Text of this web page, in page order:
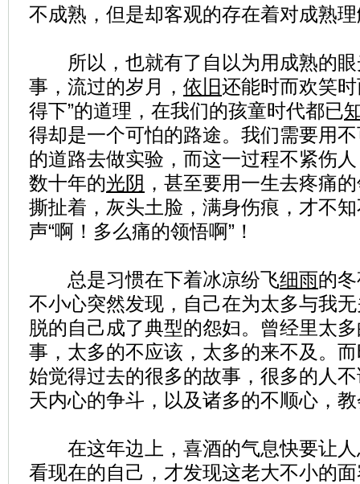
不成熟，但是却客观的存在着对成熟
所以，也就有了自以为用成熟的眼
事，流过的岁月， 依旧还能时而欢笑
得下”的道理，在我们的孩童时代都已
得却是一个可怕的路途。我们需要用
的道路去做实验，而这一过程不紧伤
数十年的光阴 ，甚至要用一生去疼痛
撕扯着，灰头土脸，满身伤痕，才不
声“啊！多么痛的领悟啊”！
总是习惯在下着冰凉纷飞细雨的
不小心突然发现，自己在为太多与我
脱的自己成了典型的怨妇。曾经里太
事，太多的不应该，太多的来不及。
始觉得过去的很多的故事，很多的人
天内心的争斗，以及诸多的不顺心，
在这年边上，喜酒的气息快要让人
看现在的自己，才发现这老大不小的